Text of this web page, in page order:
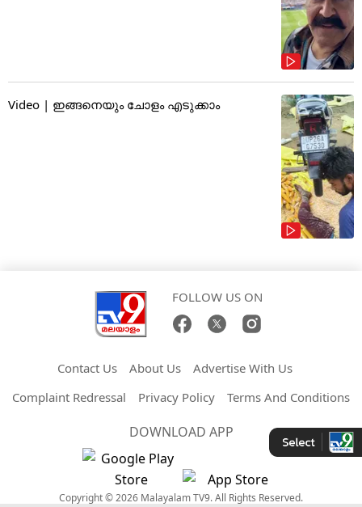
Video | ഇങ്ങനെയും ചോളം എടുക്കാം
FOLLOW US ON
Contact Us About Us
Advertise With Us
Complaint Redressal
Privacy Policy Terms And Conditions
DOWNLOAD APP
Copyright © 2026 Malayalam TV9. All Rights Reserved.